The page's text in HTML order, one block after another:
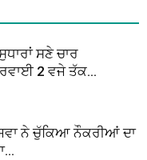
ਸਣੇ ਚਾਰ
2 ਵਜੇ ਤੱਕ...
ਨੇ ਚੁੱਕਿਆ ਨੌਕਰੀਆਂ ਦਾ